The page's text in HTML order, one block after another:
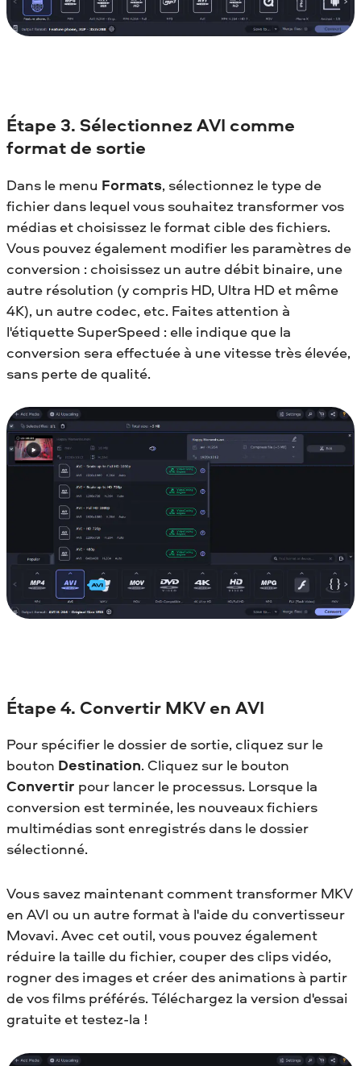
Étape 3. Sélectionnez AVI comme
format de sortie
Dans le menu Formats, sélectionnez le type de
fichier dans lequel vous souhaitez transformer vos
médias et choisissez le format cible des fichiers.
Vous pouvez également modifier les paramètres de
conversion : choisissez un autre débit binaire, une
autre résolution (y compris HD, Ultra HD et même
4K), un autre codec, etc. Faites attention à
l'étiquette SuperSpeed : elle indique que la
conversion sera effectuée à une vitesse très élevée,
sans perte de qualité.
Étape 4. Convertir MKV en AVI
Pour spécifier le dossier de sortie, cliquez sur le
bouton Destination. Cliquez sur le bouton
Convertir pour lancer le processus. Lorsque la
conversion est terminée, les nouveaux fichiers
multimédias sont enregistrés dans le dossier
sélectionné.
Vous savez maintenant comment transformer MKV
en AVI ou un autre format à l'aide du convertisseur
Movavi. Avec cet outil, vous pouvez également
réduire la taille du fichier, couper des clips vidéo,
rogner des images et créer des animations à partir
de vos films préférés. Téléchargez la version d'essai
gratuite et testez-la !